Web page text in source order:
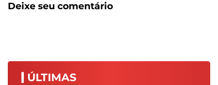
Deixe seu comentário
ÚLTIMAS